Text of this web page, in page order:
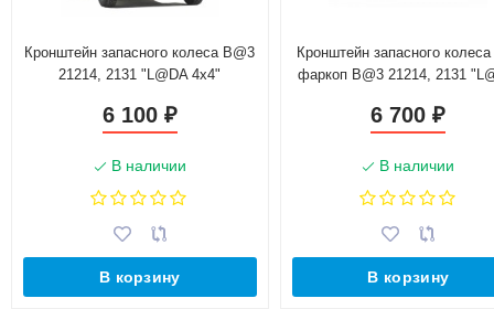
Кронштейн запасного колеса B@3
21214, 2131 "L@DA 4х4"
6 100 ₽
В наличии
В корзину
Кронштейн запасного
фаркоп B@3 21214, 2131
6 700₽
В наличии
В корзину